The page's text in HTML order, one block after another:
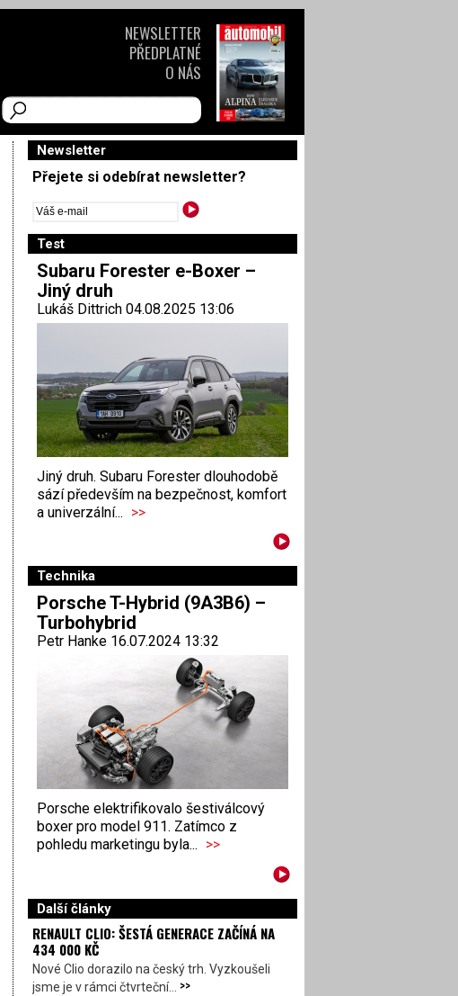
Newsletter
Přejete si odebírat newsletter?
Test
Subaru Forester e-Boxer –
Jiný druh
Lukáš Dittrich 04.08.2025 13:06
Jiný druh. Subaru Forester dlouhodobě
sází především na bezpečnost, komfort
a univerzální... >>
Technika
Porsche T-Hybrid (9A3B6) –
Turbohybrid
Petr Hanke 16.07.2024 13:32
Porsche elektrifikovalo šestiválcový
boxer pro model 911. Zatímco z
pohledu marketingu byla... >>
Další články
RENAULT CLIO: ŠESTÁ GENERACE ZAČÍNÁ NA
434 000 KČ
Nové Clio dorazilo na český trh. Vyzkoušeli
jsme je v rámci čtvrteční... >>
NEWSLETTER
PŘEDPLATNÉ
O NÁS